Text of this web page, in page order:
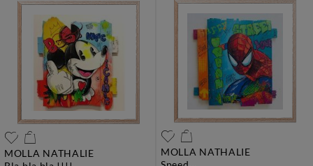
MOLLA NATHALIE
MOLLA NATHALIE